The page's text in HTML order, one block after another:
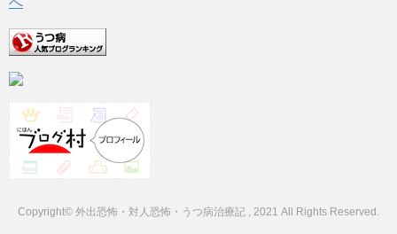
Copyright© 外出恐怖・対人恐怖・うつ病治療記 , 2021 All Rights Reserved.